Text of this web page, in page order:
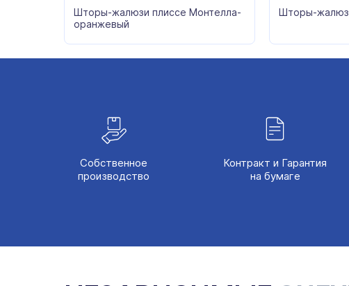
Шторы-жалюзи плиссе Монтелла-
оранжевый
Шторы-
Собственное
производство
Контракт и Гарантия
на бумаге